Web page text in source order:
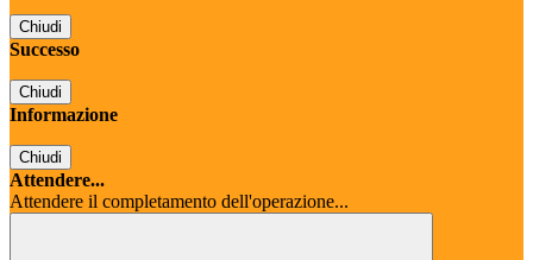
Chiudi
Successo
Chiudi
Informazione
Chiudi
Attendere...
Attendere il completamento dell'operazione...